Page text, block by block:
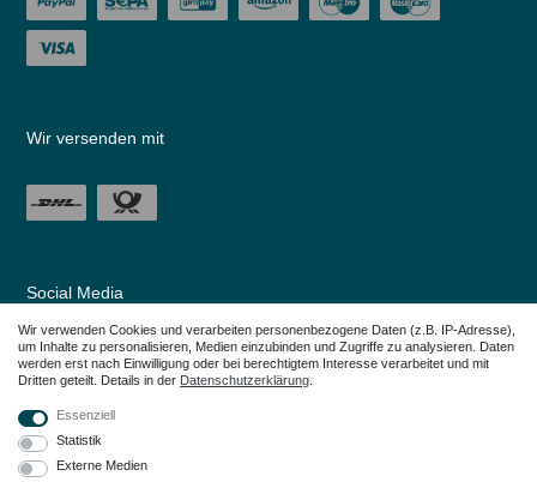
Wir versenden mit
Social Media
Wir verwenden Cookies und verarbeiten personenbezogene Daten (z.B. IP-Adresse),
um Inhalte zu personalisieren, Medien einzubinden und Zugriffe zu analysieren. Daten
werden erst nach Einwilligung oder bei berechtigtem Interesse verarbeitet und mit
Dritten geteilt. Details in der Daten­schutz­erklärung
Essenziell
Statistik
Externe Medien